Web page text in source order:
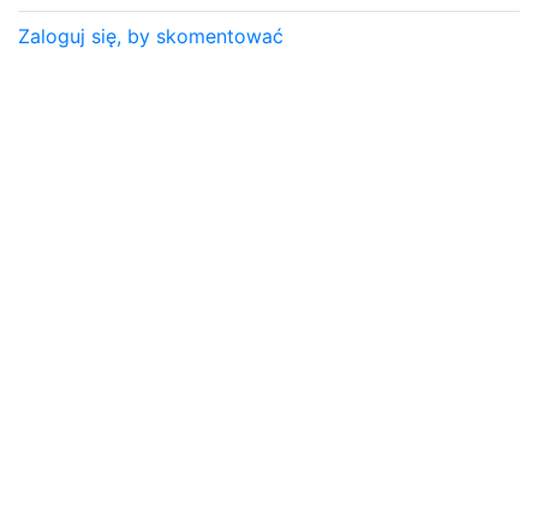
Zaloguj się, by skomentować